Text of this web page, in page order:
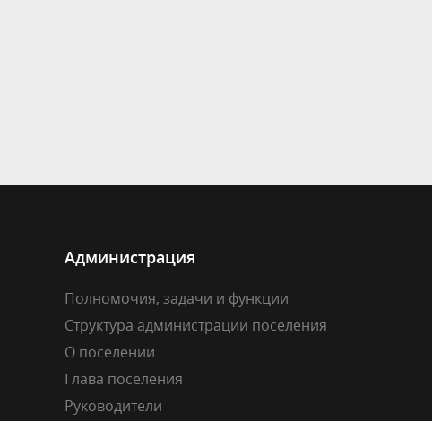
Администрация
Полномочия, задачи и функции
Структура администрации поселения
О поселении
Глава поселения
Руководители